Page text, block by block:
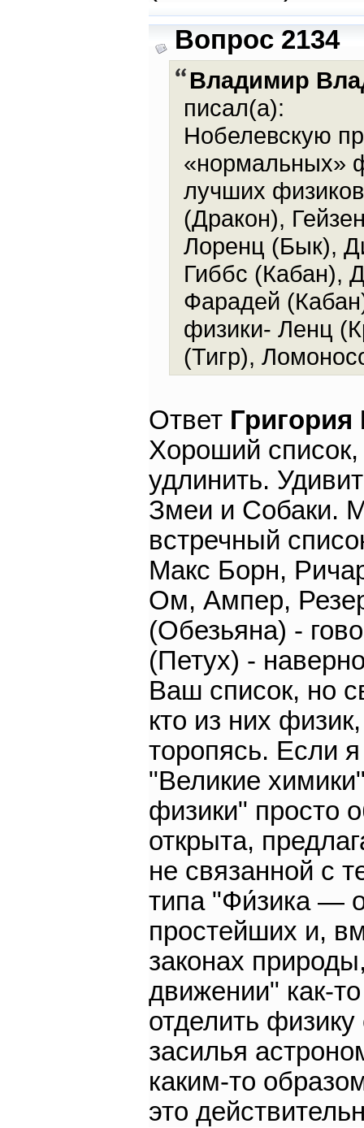
Вопрос 2134
Владимир
писал(а):
Нобелевскую
«нормальных»
лучших
(Дракон),
Лоренц (Бык),
Гиббс (Кабан),
Фарадей
физики- Ленц
(Тигр),
Ответ
Хороший
удлинить.
Змеи и Собаки.
встречный
Макс Борн,
Ом, Ампер,
(Обезьяна) -
(Петух) -
Ваш список, но
кто из них
торопясь. Если
"Великие
физики" просто
открыта,
не связанной с
типа "Фи́зика —
простейших и,
законах
движении" как-
отделить физику
засилья
каким-то
это